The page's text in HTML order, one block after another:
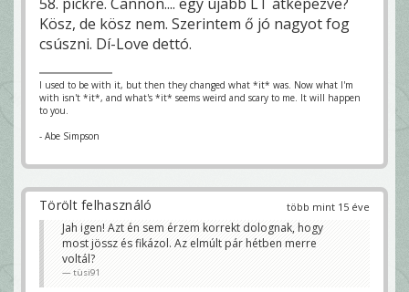
Kösz, de kösz nem. Szerintem ő jó nagyot fog
csúszni. Dí-Love dettó.
I used to be with it, but then they changed what *it* was. Now what I'm
with isn't *it*, and what's *it* seems weird and scary to me. It will happen
to you.
- Abe Simpson
több mint 15 éve
Törölt felhasználó
Jah igen! Azt én sem érzem korrekt dolognak, hogy
most jössz és fikázol. Az elmúlt pár hétben merre
voltál?
tüsi91